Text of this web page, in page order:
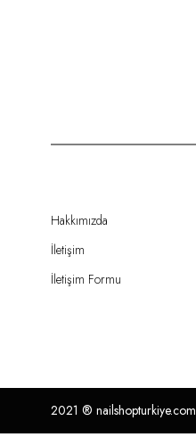
Hakkımızda
İletişim
İletişim Formu
2021 ® nailshopturkiye.com